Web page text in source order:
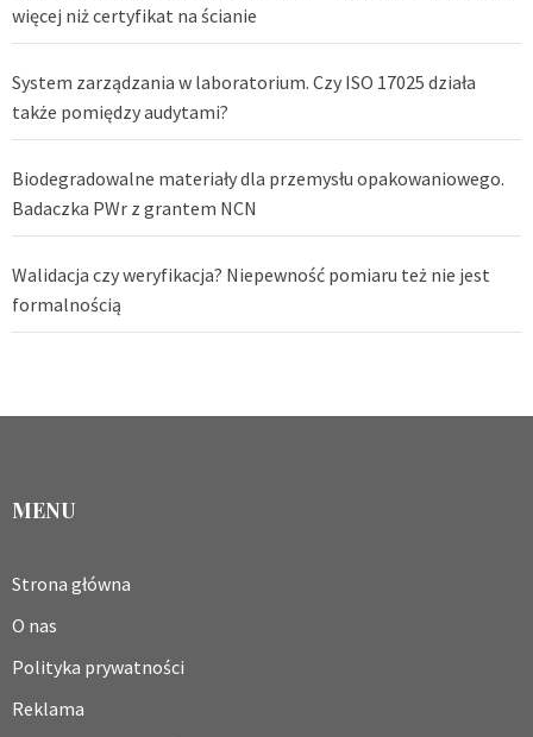
więcej niż certyfikat na ścianie
System zarządzania w laboratorium. Czy ISO 17025 działa
także pomiędzy audytami?
Biodegradowalne materiały dla przemysłu opakowaniowego.
Badaczka PWr z grantem NCN
Walidacja czy weryfikacja? Niepewność pomiaru też nie jest
formalnością
MENU
Strona główna
O nas
Polityka prywatności
Reklama